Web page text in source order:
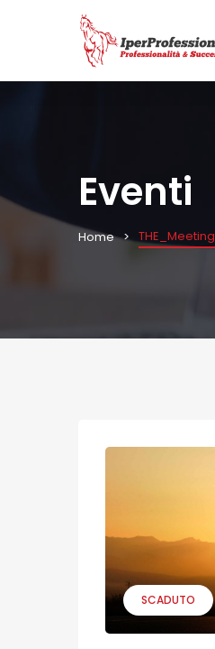
Eventi
Home THE_Meeting
SCADUTO